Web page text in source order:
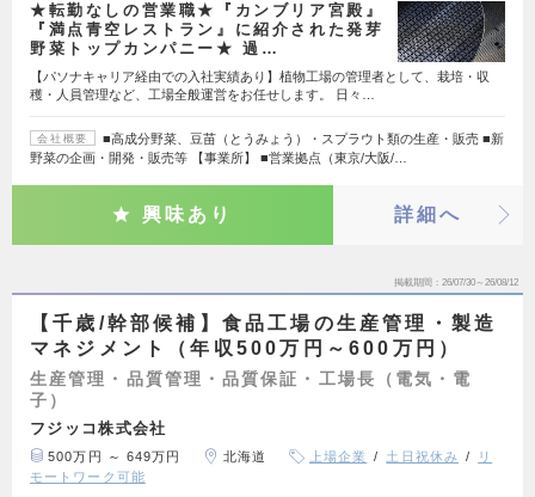
★転勤なしの営業職★『カンブリア宮殿』
『満点青空レストラン』に紹介された発芽
野菜トップカンパニー★ 過…
【パソナキャリア経由での入社実績あり】植物工場の管理者として、栽培・収
穫・人員管理など、工場全般運営をお任せします。 日々…
会社概要
■高成分野菜、豆苗（とうみょう）・スプラウト類の生産・販売 ■新
野菜の企画・開発・販売等 【事業所】 ■営業拠点（東京/大阪/…
興味あり 詳細へ
掲載期間 26/07/30～26/08/12
【千歳/幹部候補】食品工場の生産管理・製造
マネジメント（年収500万円～600万円）
生産管理・品質管理・品質保証・工場長（電気・電
子）
フジッコ株式会社
500万円 ～ 649万円 北海道 上場企業 土日祝休み
リ
モートワーク可能